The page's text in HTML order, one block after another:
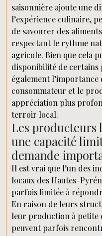
saisonnière ajoute une
l’expérience culinaire,
de savourer des
respectant le rythme
agricole. Bien que cela
disponibilité de
également
consommateur et le
appréciation plus
terroir local.
Les producteurs
une capacité
demande
Il est vrai que l’un des
locaux des Hautes-
parfois limitée à
En raison de leurs
leur production à petite
peuvent parfois